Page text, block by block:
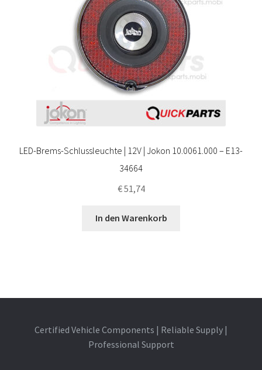
LED-Brems-Schlussleuchte | 12V | Jokon 10.0061.000 – E13-
34664
€51,74
In den Warenkorb
Certified Vehicle Components | Reliable Supply |
Professional Support